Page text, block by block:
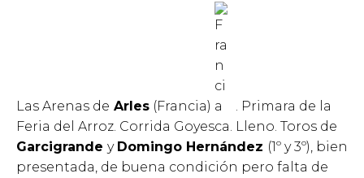
Las Arenas de Arles (Francia)
. Primara de la
Feria del Arroz. Corrida Goyesca. Lleno. Toros de
Garcigrande y Domingo Hernández (1º y 3º), bien
presentada, de buena condición pero falta de